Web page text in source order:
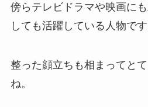
傍らテレビドラマや映画に
しても活躍している人物です
整った顔立ちも相まってと
ね。